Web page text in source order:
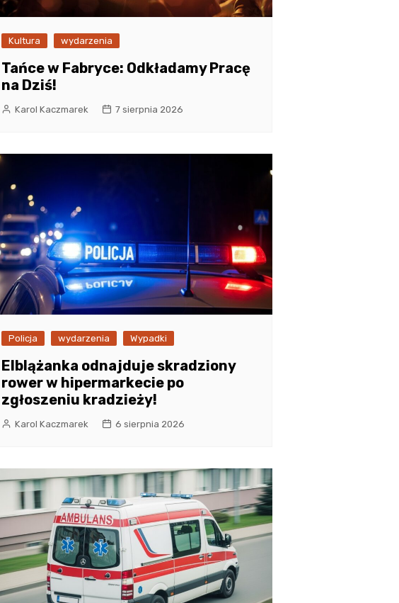
Kultura wydarzenia
Tańce w Fabryce: Odkładamy Pracę
na Dziś!
Karol Kaczmarek 7 sierpnia 2026
Policja wydarzenia Wypadki
Elblążanka odnajduje skradziony
rower w hipermarkecie po
zgłoszeniu kradzieży!
Karol Kaczmarek 6 sierpnia 2026